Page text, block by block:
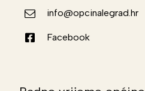
info@opcinalegrad.hr
Facebook